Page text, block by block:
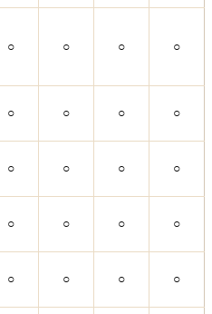
○ ○ ○ ○
○ ○ ○ ○
○ ○ ○ ○
○ ○ ○ ○
○ ○ ○ ○